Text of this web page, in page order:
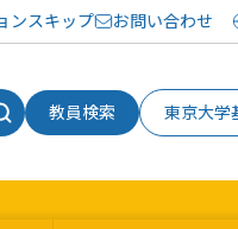
ンスキップ お問い合わせ
教員検索 東京大学